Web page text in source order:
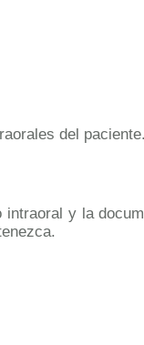
del paciente.
y la